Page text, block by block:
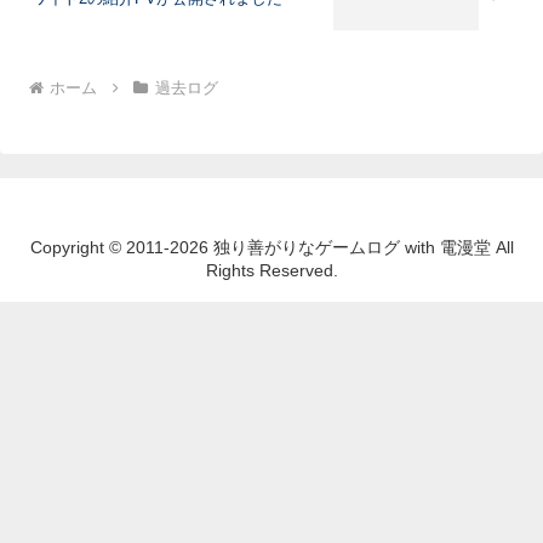
ホーム 過去ログ
Copyright © 2011-2026 独り善がりなゲームログ with 電漫堂 All
Rights Reserved.